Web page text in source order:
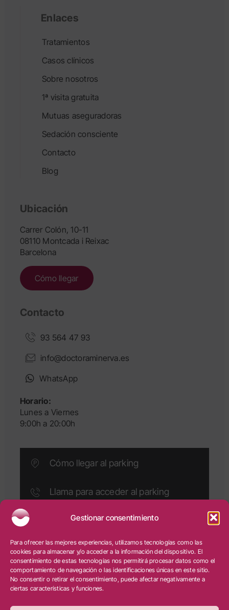
Gestionar consentimiento
Para ofrecer las mejores experiencias, utilizamos tecnologías como las
cookies para almacenar y/o acceder a la información del dispositivo. El
consentimiento de estas tecnologías nos permitirá procesar datos como el
comportamiento de navegación o las identificaciones únicas en este sitio.
No consentir o retirar el consentimiento, puede afectar negativamente a
ciertas características y funciones.
Enlaces
Tratamientos
Casos clínicos
Sobre nosotros
1ª visita gratuita
Mutuas aseguradoras
Sedación consciente
Contacto
Blog
Ubicación
Carrer Colón, 10-11
08110 Montcada i Reixac
Barcelona
Cómo llegar
Contacto
93 564 47 93
info@doctoraminerva.es
WhatsApp
Horario:
Lunes a Viernes
9:00h a 20:00h
Cómo llegar al parking
Llama para acceder al parking
Aviso legal|Privacidad|Cookies|Diseño web:
qualitystudio
PROGRAMA KIT DIGITAL COFINANCIADO POR LOS
FONDOS NEXT GENERATION (EU) DEL MECANISMO